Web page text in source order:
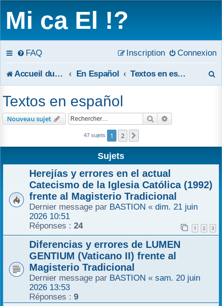
Mi ca El !?
FAQ Connexion
Inscription
Accueil du forum En Español Textos en español
e
r
r
Textos en español
Nouveau sujet Rechercher
47 sujets 1 2
Sujets
Herejías y errores en el actual
Catecismo de la Iglesia Católica (1992)
frente al Magisterio Tradicional
Dernier message par BASTION « dim. 21 juin
2026 10:51
Réponses : 24 1 2 3
Diferencias y errores de LUMEN
GENTIUM (Vaticano II) frente al
Magisterio Tradicional
Dernier message par BASTION « sam. 20 juin
2026 13:53
Réponses : 9